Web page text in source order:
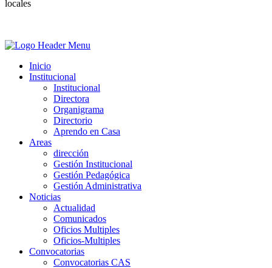
locales
Inicio
Institucional
Institucional
Directora
Organigrama
Directorio
Aprendo en Casa
Areas
dirección
Gestión Institucional
Gestión Pedagógica
Gestión Administrativa
Noticias
Actualidad
Comunicados
Oficios Multiples
Oficios-Multiples
Convocatorias
Convocatorias CAS